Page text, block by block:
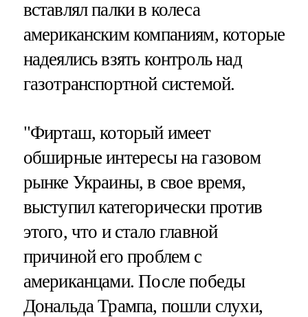
вставлял палки в колеса
американским компаниям, которые
надеялись взять контроль над
газотранспортной системой.
"Фирташ, который имеет
обширные интересы на газовом
рынке Украины, в свое время,
выступил категорически против
этого, что и стало главной
причиной его проблем с
американцами. После победы
Дональда Трампа, пошли слухи,